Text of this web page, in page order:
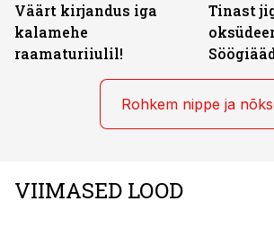
Väärt kirjandus iga
kalamehe
raamaturiiulil!
Tinast
Rohkem nippe ja
VIIMASED LOOD